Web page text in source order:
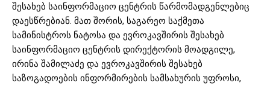
შესახებ საინფორმაციო ცენტრის წარმომადგენლებიც
დაესწრებიან. მათ შორის, საგარეო საქმეთა
სამინისტროს ნატოსა და ევროკავშირის შესახებ
საინფორმაციო ცენტრის დირექტორის მოადგილე,
ირინა შამილაძე და ევროკავშირის შესახებ
საზოგადოების ინფორმირების სამსახურის უფროსი,